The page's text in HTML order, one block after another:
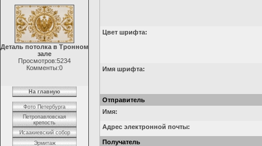
Деталь потолка в Тронном
зале
Просмотров:5234
Комменты:0
На главную
Фото Петербурга
Петропавловская
крепость
Исаакиевский собор
Эрмитаж
Цвет шрифта:
Имя шрифта:
Отправитель
Имя:
Адрес электронной почты:
Получатель